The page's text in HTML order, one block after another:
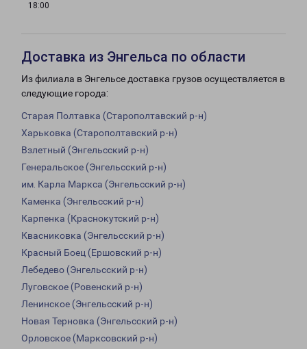
18:00
Доставка из Энгельса по области
Из филиала в Энгельсе доставка грузов осуществляется в
следующие города:
Старая Полтавка (Старополтавский р-н)
Харьковка (Старополтавский р-н)
Взлетный (Энгельсский р-н)
Генеральское (Энгельсский р-н)
им. Карла Маркса (Энгельсский р-н)
Каменка (Энгельсский р-н)
Карпенка (Краснокутский р-н)
Квасниковка (Энгельсский р-н)
Красный Боец (Ершовский р-н)
Лебедево (Энгельсский р-н)
Луговское (Ровенский р-н)
Ленинское (Энгельсский р-н)
Новая Терновка (Энгельсский р-н)
Орловское (Марксовский р-н)